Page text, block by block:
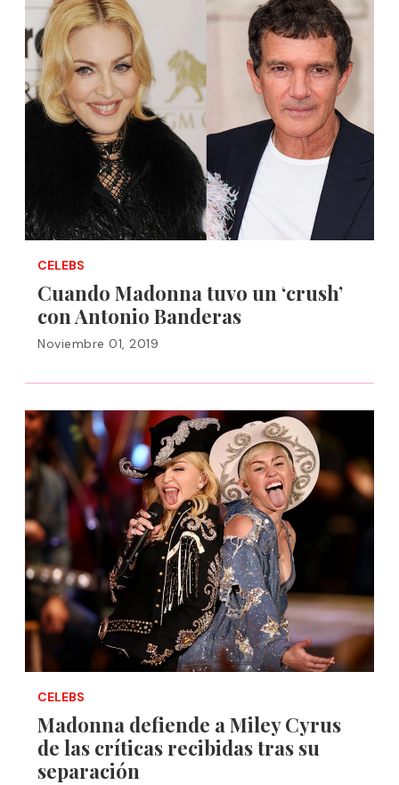
CELEBS
Cuando Madonna tuvo un ‘crush’
con Antonio Banderas
Noviembre 01, 2019
CELEBS
Madonna defiende a Miley Cyrus
de las críticas recibidas tras su
separación